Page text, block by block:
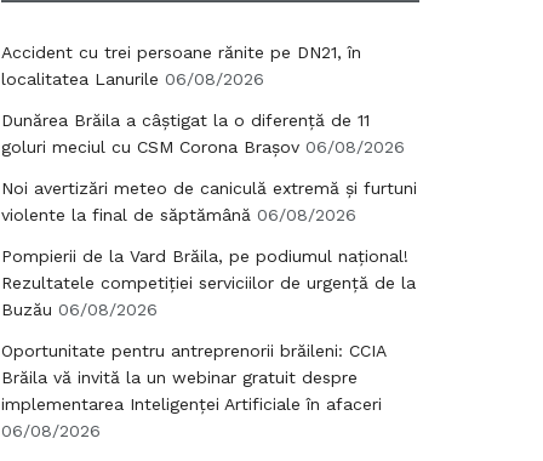
Accident cu trei persoane rănite pe DN21, în
localitatea Lanurile 06/08/2026
Dunărea Brăila a câștigat la o diferență de 11
goluri meciul cu CSM Corona Brașov 06/08/2026
Noi avertizări meteo de caniculă extremă și furtuni
violente la final de săptămână 06/08/2026
Pompierii de la Vard Brăila, pe podiumul național!
Rezultatele competiției serviciilor de urgență de la
Buzău 06/08/2026
Oportunitate pentru antreprenorii brăileni: CCIA
Brăila vă invită la un webinar gratuit despre
implementarea Inteligenței Artificiale în afaceri
06/08/2026